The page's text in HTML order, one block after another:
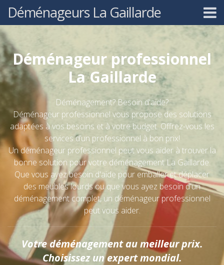
Déménageurs La Gaillarde
Déménageur professionnel
La Gaillarde
Déménagement? Besoin d'aide?
Déménageur professionnel vous propose des solutions
adaptées à vos besoins et à votre budget. Offrez-vous les
services d’un professionnel à bon prix!
Un déménageur professionnel peut vous aider à trouver la
bonne solution pour votre déménagement La Gaillarde.
Que vous ayez besoin d'aide pour emballer et déplacer
des meubles lourds ou que vous ayez besoin d'un
déménagement complet, un déménageur professionnel
peut vous aider.
Votre déménagement au meilleur prix.
Choisissez un expert mondial.